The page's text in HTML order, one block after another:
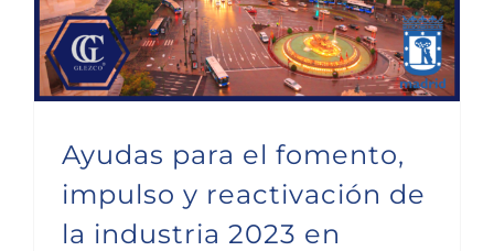
Ayudas para el fomento,
impulso y reactivación de
la industria 2023 en